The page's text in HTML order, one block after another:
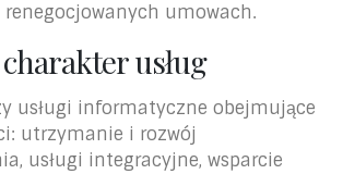
umowach.
usług
usługi informatyczne obejmujące
utrzymanie i rozwój
usługi integracyjne, wsparcie